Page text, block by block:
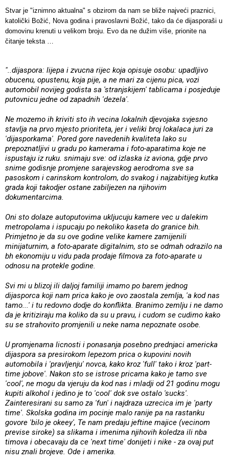
Stvar je "iznimno aktualna" s obzirom da nam se bliže najveći praznici,
katolički Božić, Nova godina i pravoslavni Božić, tako da će dijasporaši u
domovinu krenuti u velikom broju. Evo da ne dužim više, prionite na
čitanje teksta …
"..dijaspora: lijepa i zvucna rijec koja opisuje osobu: upadljivo
obucenu, opustenu, koja pije, a ne mari za cijenu pica, vozi
automobil novijeg godista sa 'stranjskijem' tablicama i posjeduje
putovnicu jedne od zapadnih 'dezela'.
Ne mozemo ih kriviti sto ih vecina lokalnih djevojaka svjesno
stavlja na prvo mjesto prioriteta, jer i veliki broj lokalaca juri za
'dijasporkama'. Pored gore navedenih kvaliteta lako su
prepoznatljivi u gradu po kamerama i foto-aparatima koje ne
ispustaju iz ruku. snimaju sve: od izlaska iz aviona, gdje prvo
snime godisnje promjene sarajevskog aerodroma sve sa
pasoskom i carinskom kontrolom, do svakog i najzabitijeg kutka
grada koji takodjer ostane zabiljezen na njihovim
dokumentarcima.
Oni sto dolaze autoputovima ukljucuju kamere vec u dalekim
metropolama i ispucaju po nekoliko kaseta do granice bih.
Primjetno je da su ove godine velike kamere zamijenili
minijaturnim, a foto-aparate digitalnim, sto se odmah odrazilo na
bh ekonomiju u vidu pada prodaje filmova za foto-aparate u
odnosu na protekle godine.
Svi mi u blizoj ili daljoj familiji imamo po barem jednog
dijasporca koji nam prica kako je ovo zaostala zemlja, 'a kod nas
tamo...' i tu redovno dodje do konflikta. Branimo zemlju i ne damo
da je kritiziraju ma koliko da su u pravu, i cudom se cudimo kako
su se strahovito promjenili u neke nama nepoznate osobe.
U promjenama licnosti i ponasanja posebno prednjaci americka
dijaspora sa presirokom lepezom prica o kupovini novih
automobila i 'pravljenju' novca, kako kroz 'full' tako i kroz 'part-
time jobove'. Nakon sto se istrose pricama kako je tamo sve
'cool', ne mogu da vjeruju da kod nas i mladji od 21 godinu mogu
kupiti alkohol i jedino je to 'cool' dok sve ostalo 'sucks'.
Zainteresirani su samo za 'fun' i najdraza uzrecica im je 'party
time'. Skolska godina im pocinje malo ranije pa na rastanku
govore 'bilo je okeey', Te nam predaju jeftine majice (vecinom
previse siroke) sa slikama i imenima njihovih koledza ili nba
timova i obecavaju da ce 'next time' donijeti i nike - za ovaj put
nisu znali brojeve. Ode i amerika.